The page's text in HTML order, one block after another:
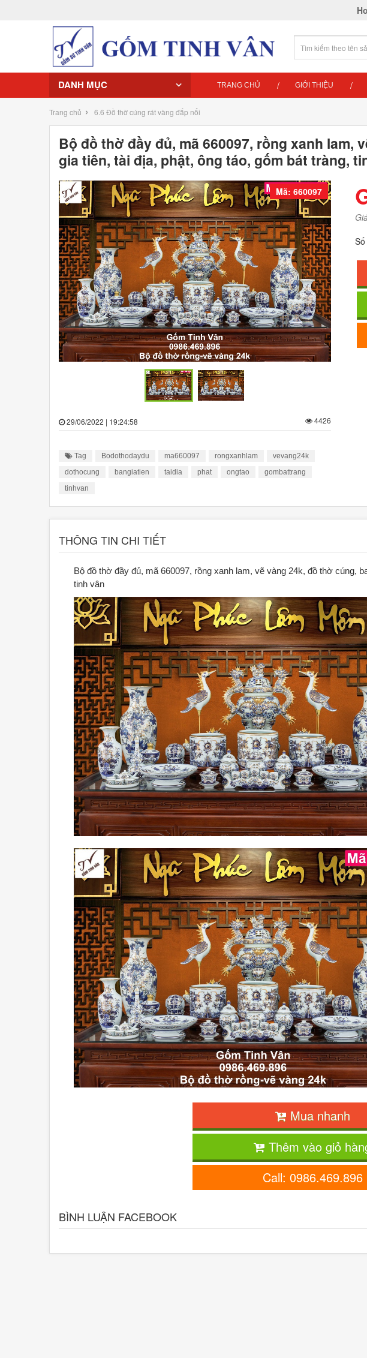
DANH MỤC TRANG CHỦ GIỚI THIỆU
Trang chủ › 6.6 Đồ thờ cúng rát vàng đắp nổi
Bộ đồ thờ đầy đủ, mã 660097, rồng xanh lam,
gia tiên, tài địa, phật, ông táo, gốm bát tràng,
Mã: 660097
29/06/2022 | 19:24:58 4426
Tag Bodothodaydu ma660097 rongxanhlam
vevang24k
dothocung
bangiatien taidia phat ongtao
gombattrang
tinhvan
THÔNG TIN CHI TIẾT
Bộ đồ thờ đầy đủ, mã 660097, rồng xanh lam, vẽ vàng 24k, đồ thờ cúng,
tinh vân
Mua nhanh
Thêm vào giỏ
Call: 0986.469.896
BÌNH LUẬN FACEBOOK